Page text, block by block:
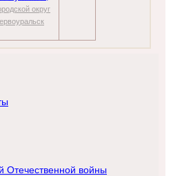
округ
Отечественной войны